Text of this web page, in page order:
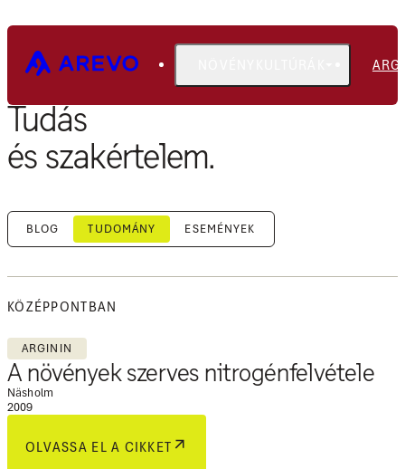
Tudás
és szakértelem.
BLOG TUDOMÁNY ESEMÉNYEK
KÖZÉPPONTBAN
ARGININ
A növények szerves nitrogénfelvétele
Näsholm
2009
OLVASSA EL A CIKKET